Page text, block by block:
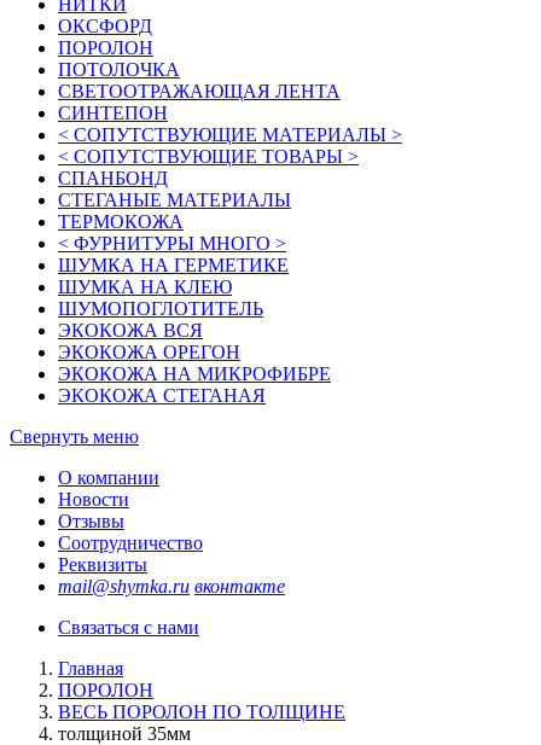
НИТКИ
ОКСФОРД
ПОРОЛОН
ПОТОЛОЧКА
СВЕТООТРАЖАЮЩАЯ ЛЕНТА
СИНТЕПОН
< СОПУТСТВУЮЩИЕ МАТЕРИАЛЫ >
< СОПУТСТВУЮЩИЕ ТОВАРЫ >
СПАНБОНД
СТЕГАНЫЕ МАТЕРИАЛЫ
ТЕРМОКОЖА
< ФУРНИТУРЫ МНОГО >
ШУМКА НА ГЕРМЕТИКЕ
ШУМКА НА КЛЕЮ
ШУМОПОГЛОТИТЕЛЬ
ЭКОКОЖА ВСЯ
ЭКОКОЖА ОРЕГОН
ЭКОКОЖА НА МИКРОФИБРЕ
ЭКОКОЖА СТЕГАНАЯ
Свернуть меню
О компании
Новости
Отзывы
Соотрудничество
Реквизиты
mail@shymka.ru вконтакте
Связаться с нами
Главная
ПОРОЛОН
ВЕСЬ ПОРОЛОН ПО ТОЛЩИНЕ
толщиной 35мм